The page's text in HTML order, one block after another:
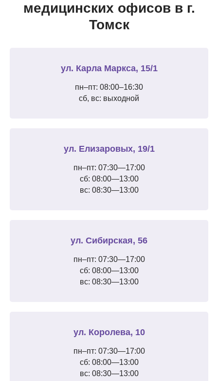
медицинских офисов в г.
Томск
ул. Карла Маркса, 15/1
пн–пт: 08:00–16:30
сб, вс: выходной
ул. Елизаровых, 19/1
пн–пт: 07:30—17:00
сб: 08:00—13:00
вс: 08:30—13:00
ул. Сибирская, 56
пн–пт: 07:30—17:00
сб: 08:00—13:00
вс: 08:30—13:00
ул. Королева, 10
пн–пт: 07:30—17:00
сб: 08:00—13:00
вс: 08:30—13:00